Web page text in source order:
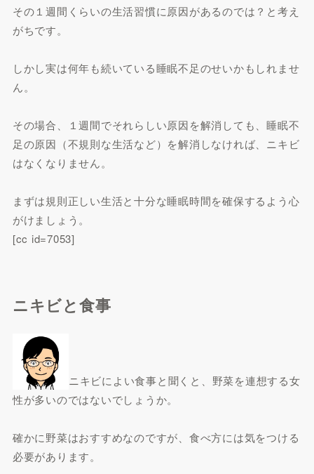
その１週間くらいの生活習慣に原因があるのでは？と考え
がちです。
しかし実は何年も続いている睡眠不足のせいかもしれませ
ん。
その場合、１週間でそれらしい原因を解消しても、睡眠不
足の原因（不規則な生活など）を解消しなければ、ニキビ
はなくなりません。
まずは規則正しい生活と十分な睡眠時間を確保するよう心
がけましょう。
[cc id=7053]
ニキビと食事
ニキビによい食事と聞くと、野菜を連想する女
性が多いのではないでしょうか。
確かに野菜はおすすめなのですが、食べ方には気をつける
必要があります。